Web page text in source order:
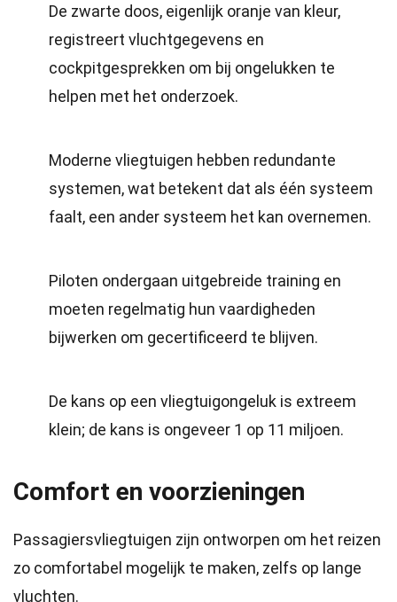
De zwarte doos, eigenlijk oranje van kleur,
registreert vluchtgegevens en
cockpitgesprekken om bij ongelukken te
helpen met het onderzoek.
Moderne vliegtuigen hebben redundante
systemen, wat betekent dat als één systeem
faalt, een ander systeem het kan overnemen.
Piloten ondergaan uitgebreide training en
moeten regelmatig hun vaardigheden
bijwerken om gecertificeerd te blijven.
De kans op een vliegtuigongeluk is extreem
klein; de kans is ongeveer 1 op 11 miljoen.
Comfort en voorzieningen
Passagiersvliegtuigen zijn ontworpen om het reizen
zo comfortabel mogelijk te maken, zelfs op lange
vluchten.